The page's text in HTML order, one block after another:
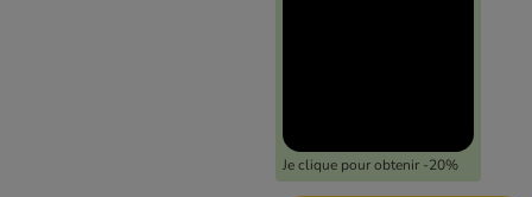
Je clique pour obtenir -20%